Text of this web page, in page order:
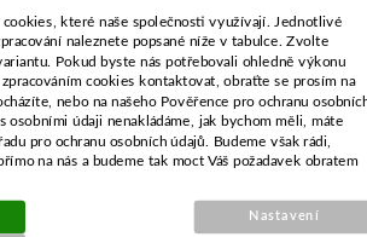
mm
středu-10,0 mm
mm
vnějších děr-10,5 mm
které naše společnosti využívají. Jednotlivé
naleznete popsané níže v tabulce. Zvolte
Pokud byste nás potřebovali ohledně výkonu
cookies kontaktovat, obraťte se prosím na
nebo na našeho Pověřence pro ochranu
osobními údaji nenakládáme, jak bychom měli, máte
pro ochranu osobních údajů. Budeme však rádi,
na nás a budeme tak moct Váš požadavek obratem
Nastavení